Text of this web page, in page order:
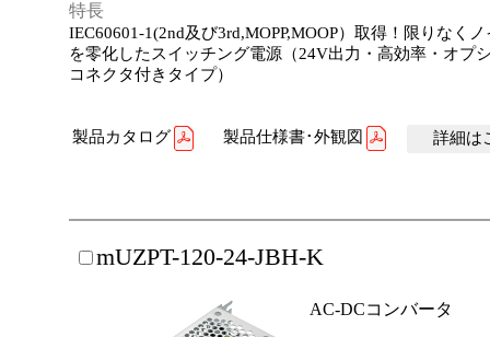
特長
IEC60601-1(2nd及び3rd,MOPP,MOOP）取得！限りなく
を零化したスイッチング電源（24V出力・高効率・オプ
コネクタ付きタイプ）
製品カタログ 製品仕様書･外観図 詳細は
mUZPT-120-24-JBH-K
AC-DCコンバータ